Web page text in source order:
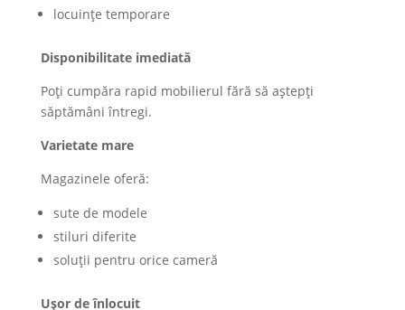
locuințe temporare
Disponibilitate imediată
Poți cumpăra rapid mobilierul fără să aștepți
săptămâni întregi.
Varietate mare
Magazinele oferă:
sute de modele
stiluri diferite
soluții pentru orice cameră
Ușor de înlocuit